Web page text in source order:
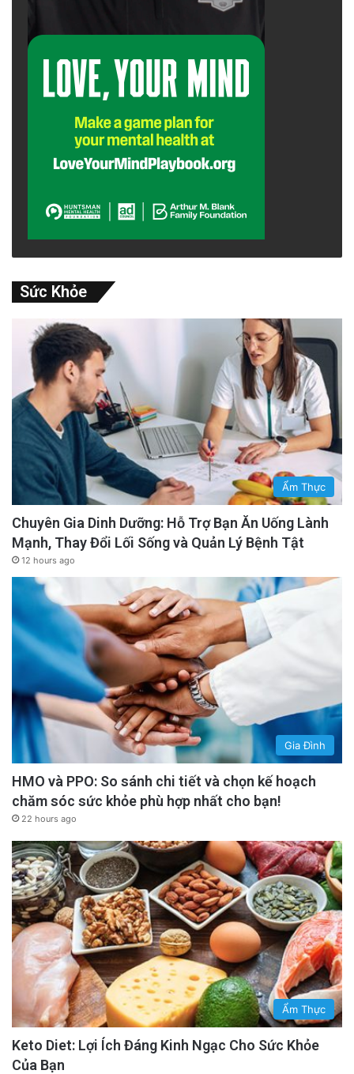
Sức Khỏe
Ẩm Thực
Chuyên Gia Dinh Dưỡng: Hỗ Trợ Bạn Ăn Uống Lành
Mạnh, Thay Đổi Lối Sống và Quản Lý Bệnh Tật
12 hours ago
Gia Đình
HMO và PPO: So sánh chi tiết và chọn kế hoạch
chăm sóc sức khỏe phù hợp nhất cho bạn!
22 hours ago
Ẩm Thực
Keto Diet: Lợi Ích Đáng Kinh Ngạc Cho Sức Khỏe
Của Bạn